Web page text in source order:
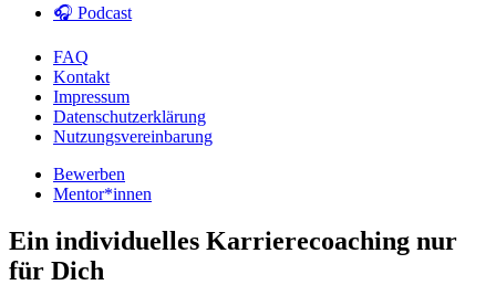
🎧 Podcast
FAQ
Kontakt
Impressum
Datenschutzerklärung
Nutzungsvereinbarung
Bewerben
Mentor*innen
Ein individuelles Karrierecoaching nur
für Dich